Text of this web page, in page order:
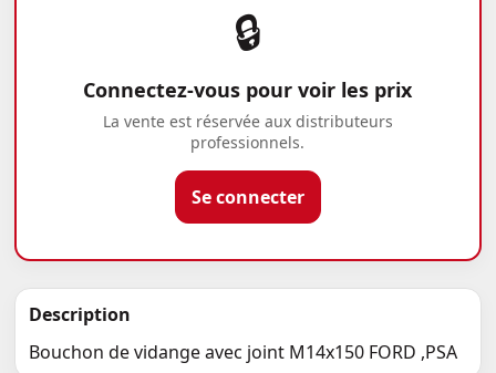
🔒
Connectez-vous pour voir les prix
La vente est réservée aux distributeurs
professionnels.
Se connecter
Description
Bouchon de vidange avec joint M14x150 FORD ,PSA